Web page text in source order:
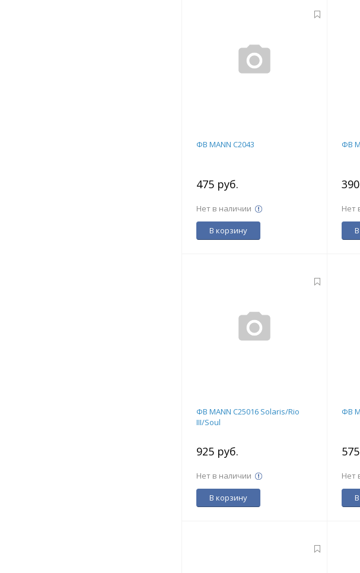
ФВ MANN C2043
475 руб.
Нет в наличии
В корзину
ФВ
Нет
ФВ MANN C25016 Solaris/Rio
III/Soul
925 руб.
Нет в наличии
В корзину
ФВ
Нет